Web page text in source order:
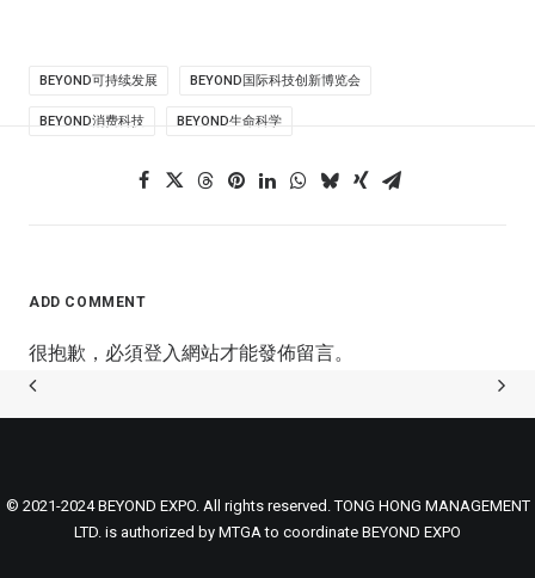
BEYOND可持续发展 BEYOND国际科技创新博览会
BEYOND消费科技 BEYOND生命科学
ADD COMMENT
很抱歉，必須登入網站才能發佈留言。
© 2021-2024 BEYOND EXPO. All rights reserved. TONG HONG MANAGEMENT
LTD. is authorized by MTGA to coordinate BEYOND EXPO